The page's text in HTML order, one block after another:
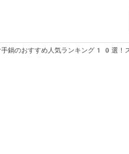
手鍋のおすすめ人気ランキング10選！